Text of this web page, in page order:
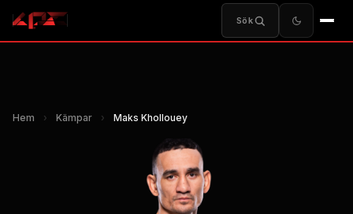
Sök
Hem › Kämpar › Maks Khollouey